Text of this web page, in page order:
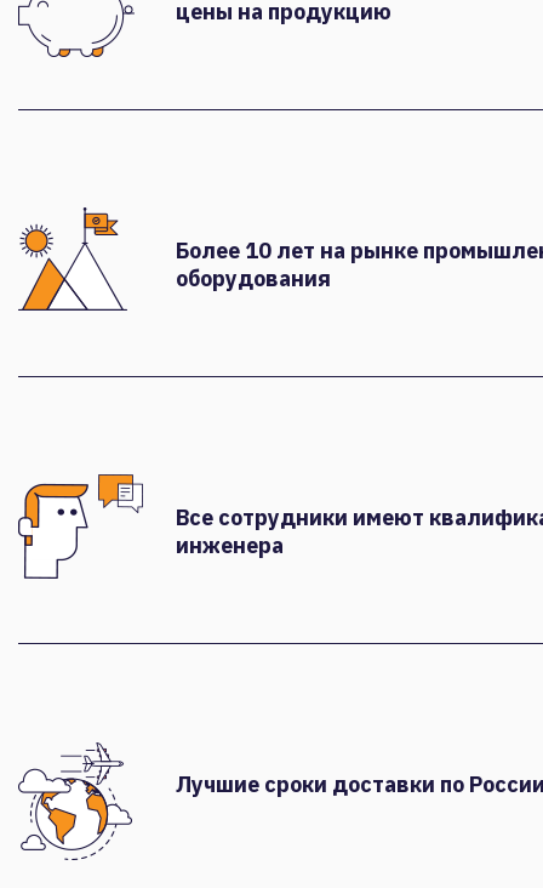
цены на продукцию
Более 10 лет на рынке
оборудования
Все сотрудники имеют
инженера
Лучшие сроки доставки по